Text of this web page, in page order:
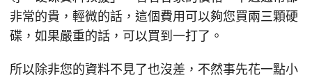
非常的貴，輕微的話，這個費用可以夠您買兩三顆硬
碟，如果嚴重的話，可以買到一打了。
所以除非您的資料不見了也沒差，不然事先花一點小